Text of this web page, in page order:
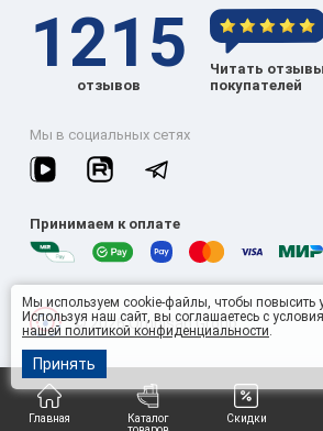
Главная
Каталог
Скидки
1215
отзывов
Читать отзывы
покупателей
Мы в социальных сетях
Принимаем к оплате
© 2026 Omnisan Group
Мы используем cookie-файлы, чтобы повысить
Используя наш сайт, вы соглашаетесь с
нашей политикой конфиденциальности.
Принять